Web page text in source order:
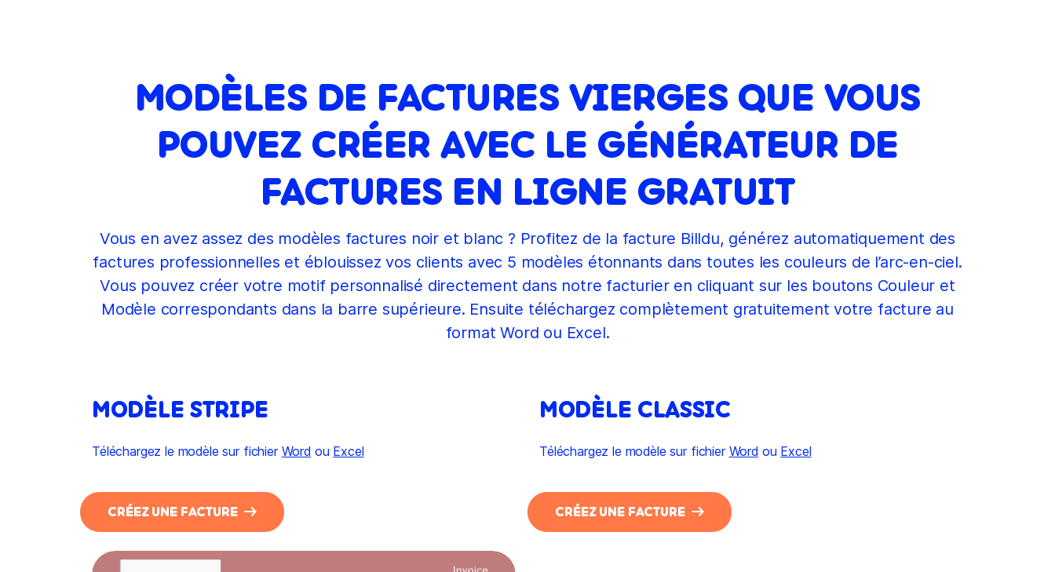
MODÈLES DE FACTURES VIERGES QUE VOUS
POUVEZ CRÉER AVEC LE GÉNÉRATEUR DE
FACTURES EN LIGNE GRATUIT
Vous en avez assez des modèles factures noir et blanc ? Profitez de la facture Billdu, générez automatiquement des
factures professionnelles et éblouissez vos clients avec 5 modèles étonnants dans toutes les couleurs de l’arc-en-ciel.
Vous pouvez créer votre motif personnalisé directement dans notre facturier en cliquant sur les boutons Couleur et
Modèle correspondants dans la barre supérieure. Ensuite téléchargez complètement gratuitement votre facture au
format Word ou Excel.
MODÈLE STRIPE
Téléchargez le modèle sur fichier Word ou Excel
CRÉEZ UNE FACTURE
MODÈLE CLASSIC
Téléchargez le modèle sur fichier Word ou Excel
CRÉEZ UNE FACTURE